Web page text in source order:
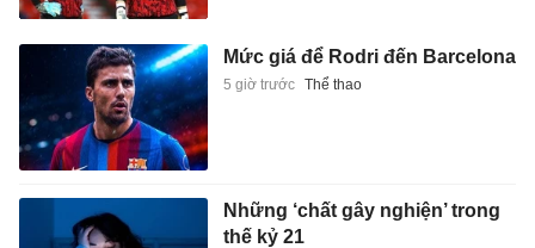
Mức giá để Rodri đến Barcelona
5 giờ trước Thể thao
Những ‘chất gây nghiện’ trong
thế kỷ 21